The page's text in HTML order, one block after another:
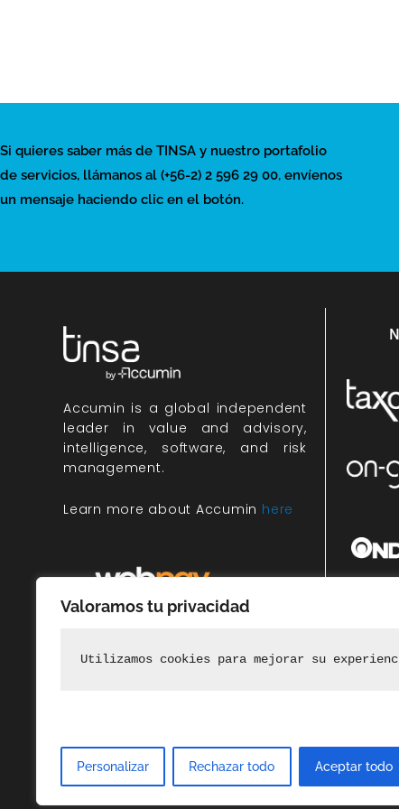
Valoramos tu privacidad
Utilizamos cookies para mejorar su
Personalizar Rechazar todo Aceptar todo
Si quieres saber más de TINSA y nuestro portafolio
de servicios, llámanos al (+56-2) 2 596 29 00, envíenos
un mensaje haciendo clic en el botón.
Accumin is a global independent
leader in value and advisory,
intelligence, software, and risk
management.
Learn more about Accumin here